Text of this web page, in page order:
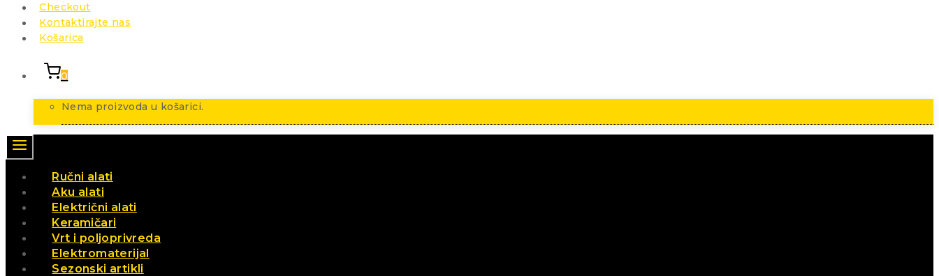
Checkout
Kontaktirajte nas
Košarica
0
Nema proizvoda u košarici.
Ručni alati
Aku alati
Električni alati
Keramičari
Vrt i poljoprivreda
Elektromaterijal
Sezonski artikli